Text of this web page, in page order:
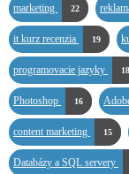
marketing 22
it kurz recenzia 19
programovacie jazyky 18
Photoshop 16
content marketing 15
Databázy a SQL servery